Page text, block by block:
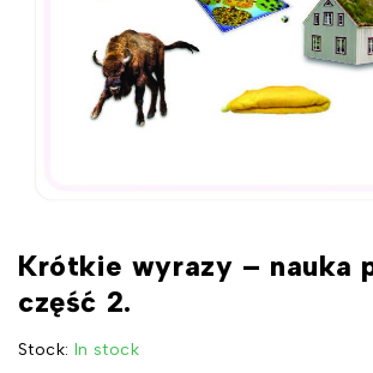
Krótkie wyrazy – nauka
część 2.
Stock: In stock